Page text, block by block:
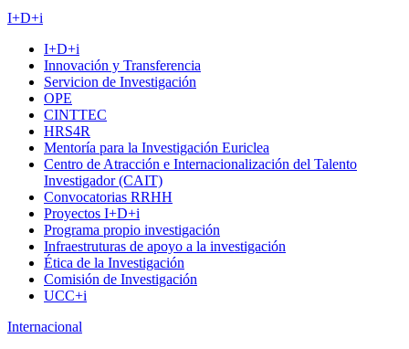
I+D+i
I+D+i
Innovación y Transferencia
Servicion de Investigación
OPE
CINTTEC
HRS4R
Mentoría para la Investigación Euriclea
Centro de Atracción e Internacionalización del Talento
Investigador (CAIT)
Convocatorias RRHH
Proyectos I+D+i
Programa propio investigación
Infraestruturas de apoyo a la investigación
Ética de la Investigación
Comisión de Investigación
UCC+i
Internacional